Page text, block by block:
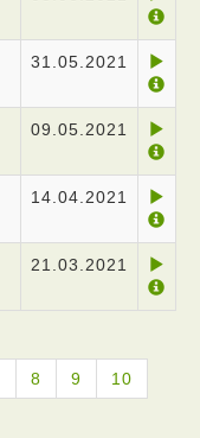
31.05.2021
09.05.2021
14.04.2021
21.03.2021
8 9 10